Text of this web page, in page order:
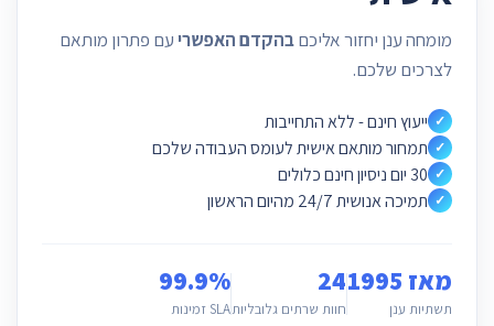
מומחה ענן יחזור אליכםבהקדם האפשרי עם פתרון מותאם
לצרכים שלכם.
✓ ייעוץ חינם - ללא התחייבות
✓ תמחור מותאם אישית לעומס העבודה שלכם
✓ 30 יום ניסיון חינם כלולים
✓ תמיכה אנושית 24/7 מהיום הראשון
מאז 1995
תשתיות ענן
24
חוות שרתים גלובליות
99.9%
SLA זמינות